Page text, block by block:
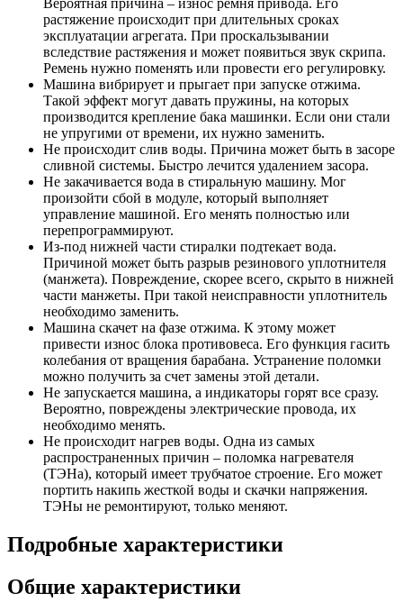
растяжение происходит при длительных сроках
эксплуатации агрегата. При проскальзывании
вследствие растяжения и может появиться звук скрипа.
Ремень нужно поменять или провести его регулировку.
Машина вибрирует и прыгает при запуске отжима.
Такой эффект могут давать пружины, на которых
производится крепление бака машинки. Если они стали
не упругими от времени, их нужно заменить.
Не происходит слив воды. Причина может быть в засоре
сливной системы. Быстро лечится удалением засора.
Не закачивается вода в стиральную машину. Мог
произойти сбой в модуле, который выполняет
управление машиной. Его менять полностью или
перепрограммируют.
Из-под нижней части стиралки подтекает вода.
Причиной может быть разрыв резинового уплотнителя
(манжета). Повреждение, скорее всего, скрыто в нижней
части манжеты. При такой неисправности уплотнитель
необходимо заменить.
Машина скачет на фазе отжима. К этому может
привести износ блока противовеса. Его функция гасить
колебания от вращения барабана. Устранение поломки
можно получить за счет замены этой детали.
Не запускается машина, а индикаторы горят все сразу.
Вероятно, повреждены электрические провода, их
необходимо менять.
Не происходит нагрев воды. Одна из самых
распространенных причин – поломка нагревателя
(ТЭНа), который имеет трубчатое строение. Его может
портить накипь жесткой воды и скачки напряжения.
ТЭНы не ремонтируют, только меняют.
Подробные характеристики
Общие характеристики